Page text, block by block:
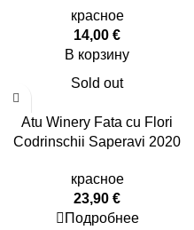
красное
14,00 €
В корзину
Sold out
Atu Winery Fata cu Flori
Codrinschii Saperavi 2020
красное
23,90 €
Подробнее